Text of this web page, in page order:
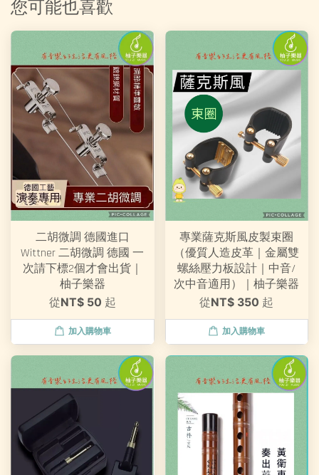
您可能也喜歡
二胡微調 德國進口
Wittner 二胡微調 德國 一
次請下標2個才會出貨｜
柚子樂器
從NT$ 50 起
加入購物車
專業薩克斯風皮製束圈
（優質人造皮革｜金屬雙
螺絲壓力板設計｜中音/
次中音適用）｜柚子樂器
從NT$ 350 起
加入購物車